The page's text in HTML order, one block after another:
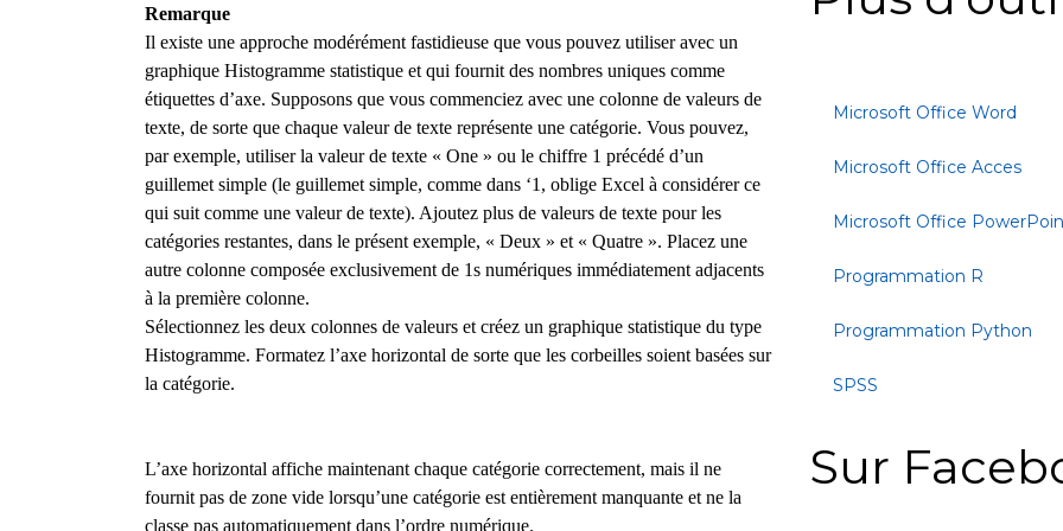
Remarque
Il existe une approche modérément fastidieuse que vous pouvez utiliser avec un
graphique Histogramme statistique et qui fournit des nombres uniques comme
étiquettes d’axe. Supposons que vous commenciez avec une colonne de valeurs de
texte, de sorte que chaque valeur de texte représente une catégorie. Vous pouvez,
par exemple, utiliser la valeur de texte « One » ou le chiffre 1 précédé d’un
guillemet simple (le guillemet simple, comme dans ‘1, oblige Excel à considérer ce
qui suit comme une valeur de texte). Ajoutez plus de valeurs de texte pour les
catégories restantes, dans le présent exemple, « Deux » et « Quatre ». Placez une
autre colonne composée exclusivement de 1s numériques immédiatement adjacents
à la première colonne.
Sélectionnez les deux colonnes de valeurs et créez un graphique statistique du type
Histogramme. Formatez l’axe horizontal de sorte que les corbeilles soient basées sur
la catégorie.
L’axe horizontal affiche maintenant chaque catégorie correctement, mais il ne
fournit pas de zone vide lorsqu’une catégorie est entièrement manquante et ne la
classe pas automatiquement dans l’ordre numérique.
Microsoft Office Word
Microsoft Office Acces
Microsoft Office
Programmation R
Programmation Python
SPSS
Sur